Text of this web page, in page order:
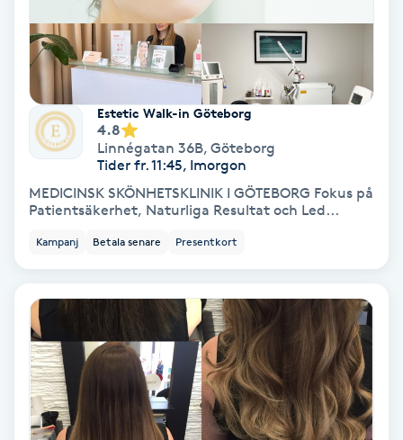
Färgning
Föning
Gel naglar
Gelenaglar
Gellack
Gellack med förstärkning
Gravidmassage
Gravidyoga
Estetic Walk-in Göteborg
4.8
Linnégatan 36B, Göteborg
Tider fr. 11:45, Imorgon
MEDICINSK SKÖNHETSKLINIK I GÖTEBORG Fokus på
Patientsäkerhet, Naturliga Resultat och Led...
Kampanj Betala senare Presentkort